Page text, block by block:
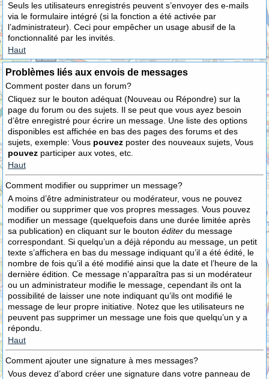
Seuls les utilisateurs enregistrés peuvent s’envoyer des e-mails
via le formulaire intégré (si la fonction a été activée par
l’administrateur). Ceci pour empêcher un usage abusif de la
fonctionnalité par les invités.
Haut
Problèmes liés aux envois de messages
Comment poster dans un forum?
Cliquez sur le bouton adéquat (Nouveau ou Répondre) sur la
page du forum ou des sujets. Il se peut que vous ayez besoin
d’être enregistré pour écrire un message. Une liste des options
disponibles est affichée en bas des pages des forums et des
sujets, exemple: Vous pouvez poster des nouveaux sujets, Vous
pouvez participer aux votes, etc.
Haut
Comment modifier ou supprimer un message?
A moins d’être administrateur ou modérateur, vous ne pouvez
modifier ou supprimer que vos propres messages. Vous pouvez
modifier un message (quelquefois dans une durée limitée après
sa publication) en cliquant sur le bouton éditer du message
correspondant. Si quelqu’un a déjà répondu au message, un petit
texte s’affichera en bas du message indiquant qu’il a été édité, le
nombre de fois qu’il a été modifié ainsi que la date et l’heure de la
dernière édition. Ce message n’apparaîtra pas si un modérateur
ou un administrateur modifie le message, cependant ils ont la
possibilité de laisser une note indiquant qu’ils ont modifié le
message de leur propre initiative. Notez que les utilisateurs ne
peuvent pas supprimer un message une fois que quelqu’un y a
répondu.
Haut
Comment ajouter une signature à mes messages?
Vous devez d’abord créer une signature dans votre panneau de